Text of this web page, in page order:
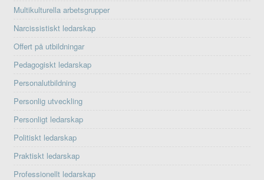
Multikulturella arbetsgrupper
Narcissistiskt ledarskap
Offert på utbildningar
Pedagogiskt ledarskap
Personalutbildning
Personlig utveckling
Personligt ledarskap
Politiskt ledarskap
Praktiskt ledarskap
Professionellt ledarskap